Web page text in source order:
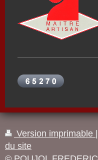
Version imprimable
du site